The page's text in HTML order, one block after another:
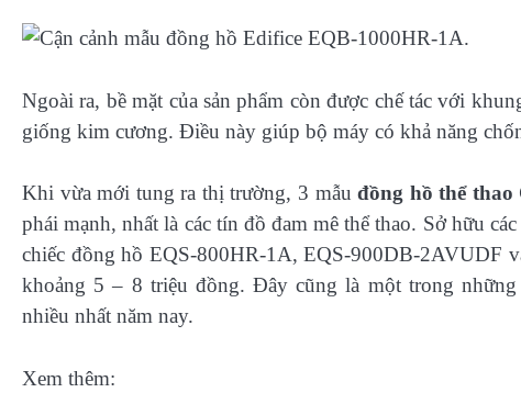
Ngoài ra, bề mặt của sản phẩm còn được chế tác với
giống kim cương. Điều này giúp bộ máy có khả năng
Khi vừa mới tung ra thị trường, 3 mẫuđồng hồ thể thao
phái mạnh, nhất là các tín đồ đam mê thể thao. Sở hữu
chiếc đồng hồ EQS-800HR-1A, EQS-900DB-2AVUDF
khoảng 5 – 8 triệu đồng. Đây cũng là một trong
nhiều nhất năm nay.
Xem thêm: